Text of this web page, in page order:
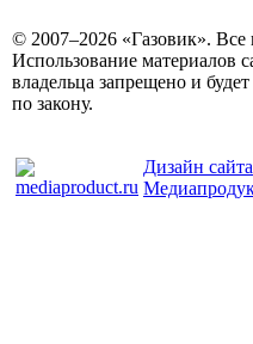
© 2007–2026 «Газовик».
Использование материалов
владельца запрещено и будет
по закону.
Дизайн сайта